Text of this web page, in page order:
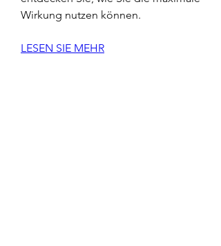
Wirkung nutzen können.
LESEN SIE MEHR